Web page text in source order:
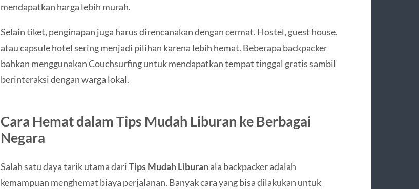
mendapatkan harga lebih murah.
Selain tiket, penginapan juga harus direncanakan dengan cermat. Hostel, guest house,
atau capsule hotel sering menjadi pilihan karena lebih hemat. Beberapa backpacker
bahkan menggunakan Couchsurfing untuk mendapatkan tempat tinggal gratis sambil
berinteraksi dengan warga lokal.
Cara Hemat dalam Tips Mudah Liburan ke Berbagai
Negara
Salah satu daya tarik utama dariTips Mudah Liburanala backpacker adalah
kemampuan menghemat biaya perjalanan. Banyak cara yang bisa dilakukan untuk